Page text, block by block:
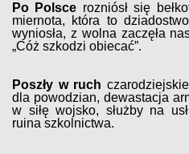
Po Polsce rozniósł się
miernota, która to
wyniosła, z wolna zaczęła
„Cóż szkodzi obiecać”.
Poszły w ruch
dla powodzian, dewastacja
w siłę wojsko, służby na
ruina szkolnictwa.